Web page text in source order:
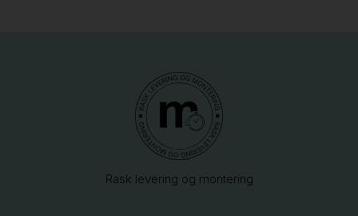
Rask levering og montering